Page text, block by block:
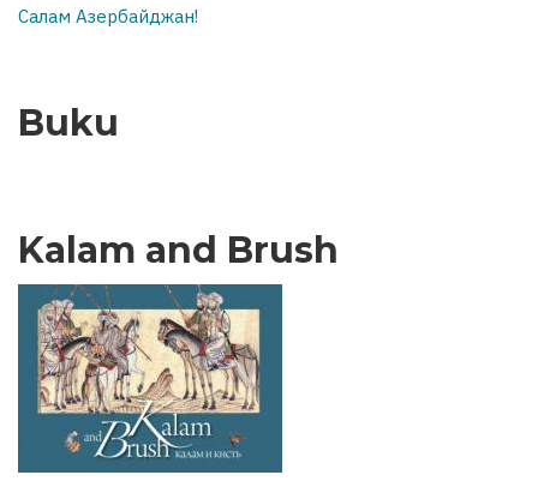
Салам Азербайджан!
Buku
Kalam and Brush